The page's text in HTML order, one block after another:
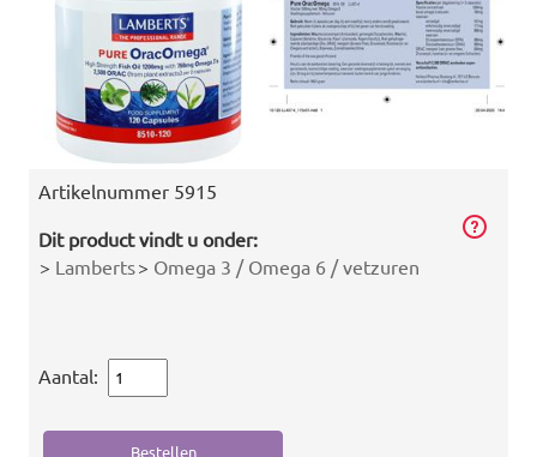
Artikelnummer 5915
Dit product vindt u onder:
> Lamberts> Omega 3 / Omega 6 / vetzuren
Aantal: